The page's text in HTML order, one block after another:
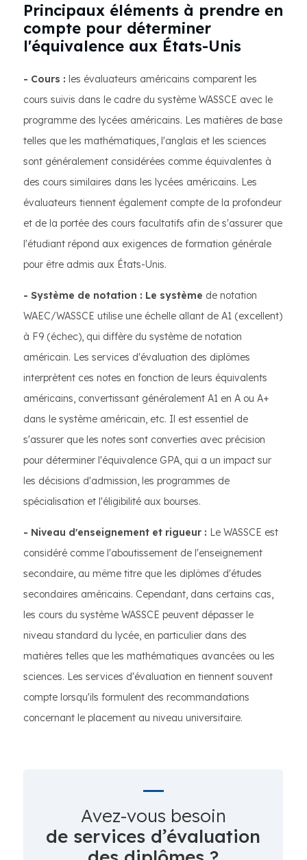
Principaux éléments à prendre en
compte pour déterminer
l'équivalence aux États-Unis
- Cours : les évaluateurs américains comparent les
cours suivis dans le cadre du système WASSCE avec le
programme des lycées américains. Les matières de base
telles que les mathématiques, l'anglais et les sciences
sont généralement considérées comme équivalentes à
des cours similaires dans les lycées américains. Les
évaluateurs tiennent également compte de la profondeur
et de la portée des cours facultatifs afin de s'assurer que
l'étudiant répond aux exigences de formation générale
pour être admis aux États-Unis.
- Système de notation : Le système de notation
WAEC/WASSCE utilise une échelle allant de A1 (excellent)
à F9 (échec), qui diffère du système de notation
américain. Les services d'évaluation des diplômes
interprètent ces notes en fonction de leurs équivalents
américains, convertissant généralement A1 en A ou A+
dans le système américain, etc. Il est essentiel de
s'assurer que les notes sont converties avec précision
pour déterminer l'équivalence GPA, qui a un impact sur
les décisions d'admission, les programmes de
spécialisation et l'éligibilité aux bourses.
- Niveau d'enseignement et rigueur : Le WASSCE est
considéré comme l'aboutissement de l'enseignement
secondaire, au même titre que les diplômes d'études
secondaires américains. Cependant, dans certains cas,
les cours du système WASSCE peuvent dépasser le
niveau standard du lycée, en particulier dans des
matières telles que les mathématiques avancées ou les
sciences. Les services d'évaluation en tiennent souvent
compte lorsqu'ils formulent des recommandations
concernant le placement au niveau universitaire.
Avez-vous besoin
de services d’évaluation